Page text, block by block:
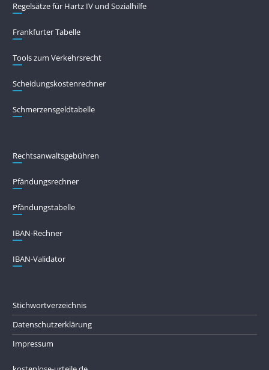
Regelsätze für Hartz IV und Sozialhilfe
Frankfurter Tabelle
Tools zum Verkehrsrecht
Scheidungskostenrechner
Schmerzensgeldtabelle
Rechtsanwaltsgebühren
Pfändungs­rechner
Pfändungs­tabelle
IBAN-Rechner
IBAN-Validator
Stichwortverzeichnis
Datenschutzerklärung
Impressum